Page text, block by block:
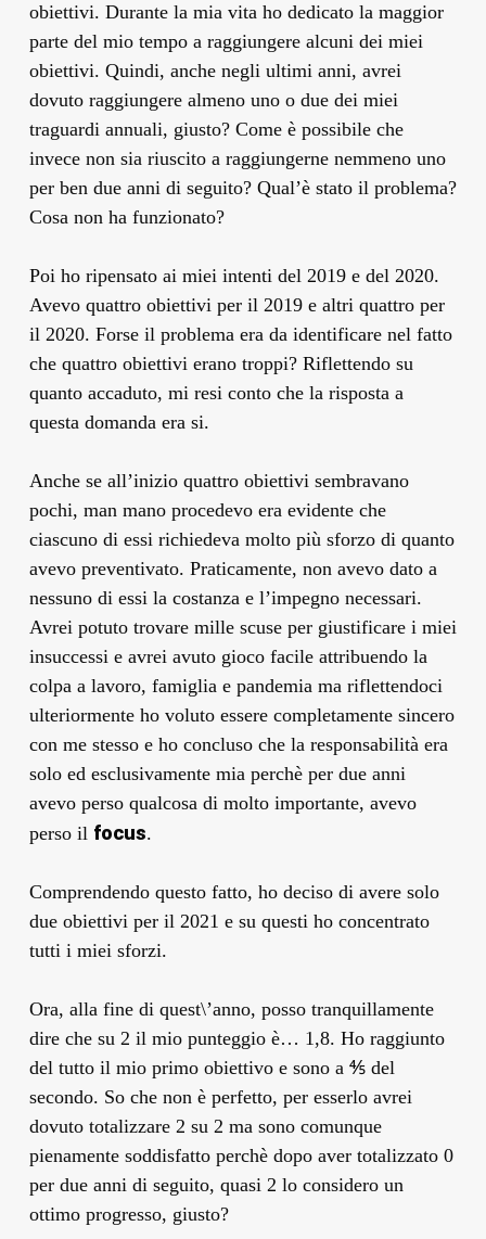
obiettivi. Durante la mia vita ho dedicato la maggior
parte del mio tempo a raggiungere alcuni dei miei
obiettivi. Quindi, anche negli ultimi anni, avrei
dovuto raggiungere almeno uno o due dei miei
traguardi annuali, giusto? Come è possibile che
invece non sia riuscito a raggiungerne nemmeno uno
per ben due anni di seguito? Qual’è stato il problema?
Cosa non ha funzionato?
Poi ho ripensato ai miei intenti del 2019 e del 2020.
Avevo quattro obiettivi per il 2019 e altri quattro per
il 2020. Forse il problema era da identificare nel fatto
che quattro obiettivi erano troppi? Riflettendo su
quanto accaduto, mi resi conto che la risposta a
questa domanda era si.
Anche se all’inizio quattro obiettivi sembravano
pochi, man mano procedevo era evidente che
ciascuno di essi richiedeva molto più sforzo di quanto
avevo preventivato. Praticamente, non avevo dato a
nessuno di essi la costanza e l’impegno necessari.
Avrei potuto trovare mille scuse per giustificare i miei
insuccessi e avrei avuto gioco facile attribuendo la
colpa a lavoro, famiglia e pandemia ma riflettendoci
ulteriormente ho voluto essere completamente sincero
con me stesso e ho concluso che la responsabilità era
solo ed esclusivamente mia perchè per due anni
avevo perso qualcosa di molto importante, avevo
perso il focus.
Comprendendo questo fatto, ho deciso di avere solo
due obiettivi per il 2021 e su questi ho concentrato
tutti i miei sforzi.
Ora, alla fine di quest\’anno, posso tranquillamente
dire che su 2 il mio punteggio è… 1,8. Ho raggiunto
del tutto il mio primo obiettivo e sono a ⅘ del
secondo. So che non è perfetto, per esserlo avrei
dovuto totalizzare 2 su 2 ma sono comunque
pienamente soddisfatto perchè dopo aver totalizzato 0
per due anni di seguito, quasi 2 lo considero un
ottimo progresso, giusto?